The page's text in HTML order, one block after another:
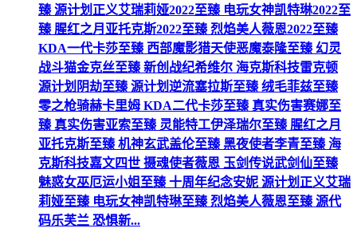
臻 源计划正义艾瑞莉娅2022至臻 电玩女神凯特琳2022至
臻 腥红之月亚托克斯2022至臻 烈焰美人薇恩2022至臻
KDA一代卡莎至臻 西部魔影猎天使恶魔泰隆至臻 幻灵
战斗猫金克丝至臻 新创战纪希维尔 海克斯科技雷克顿
源计划阴劫至臻 源计划逆流塞拉斯至臻 绒毛菲兹至臻
零之枪骑赫卡里姆 KDA二代卡莎至臻 真实伤害赛娜至
臻 真实伤害亚索至臻 灵能特工伊泽瑞尔至臻 腥红之月
亚托克斯至臻 机神玄武盖伦至臻 黑夜使者李青至臻 海
克斯科技嘉文四世 摄魂使者薇恩 玉剑传说武剑仙至臻
魅惑女巫厄运小姐至臻 十周年纪念安妮 源计划正义艾瑞
莉娅至臻 电玩女神凯特琳至臻 烈焰美人薇恩至臻 源代
码乐芙兰 恐惧新...